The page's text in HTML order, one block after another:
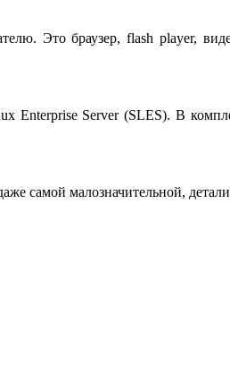
Это браузер, flash player,
Enterprise Server (SLES). В
самой малозначительной,